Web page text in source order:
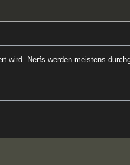
wird. Nerfs werden meistens